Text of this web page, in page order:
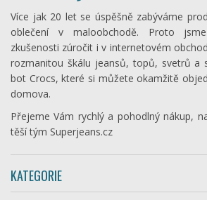
Více jak 20 let se úspěšně zabýváme
oblečení v maloobchodě. Proto
zkušenosti zúročit i v internetovém
rozmanitou škálu jeansů, topů, svetrů a
bot Crocs, které si můžete okamžitě
domova.
Přejeme Vám rychlý a pohodlný nákup,
těší tým Superjeans.cz
KATEGORIE